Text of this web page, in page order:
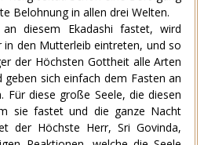
Belohnung in allen drei Welten.
diesem Ekadashi fastet, wird
in den Mutterleib eintreten, und so
der Höchsten Gottheit alle Arten
geben sich einfach dem Fasten an
Für diese große Seele, die diesen
sie fastet und die ganze Nacht
der Höchste Herr, Sri Govinda,